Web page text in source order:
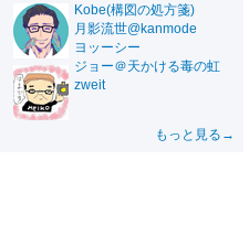
Kobe(構図の処方箋)
月影流世@kanmode
ヨッーシー
ジョー＠天かける毒の虹
zweit
もっと見る→